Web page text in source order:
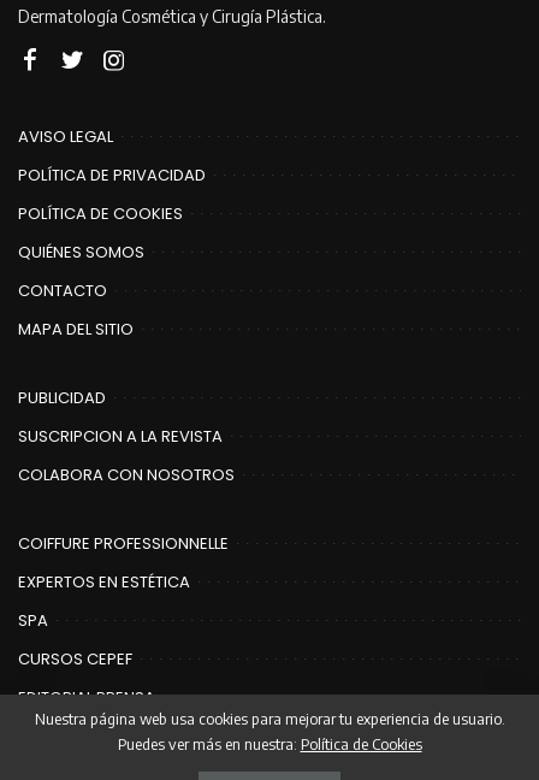
Dermatología Cosmética y Cirugía Plástica.
AVISO LEGAL
POLÍTICA DE PRIVACIDAD
POLÍTICA DE COOKIES
QUIÉNES SOMOS
CONTACTO
MAPA DEL SITIO
PUBLICIDAD
SUSCRIPCION A LA REVISTA
COLABORA CON NOSOTROS
COIFFURE PROFESSIONNELLE
EXPERTOS EN ESTÉTICA
SPA
CURSOS CEPEF
EDITORIAL PRENSA
Nuestra página web usa cookies para mejorar tu experiencia de usuario.
Puedes ver más en nuestra: Política de Cookies